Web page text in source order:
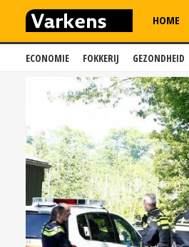
ECONOMIE FOKKERIJ GEZONDHEID
HOME